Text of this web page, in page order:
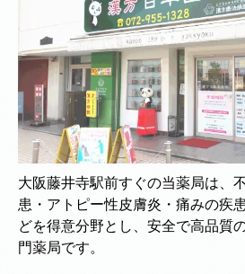
大阪藤井寺駅前すぐの当薬局は、
患・アトピー性皮膚炎・痛みの疾
どを得意分野とし、安全で高品質
門薬局です。